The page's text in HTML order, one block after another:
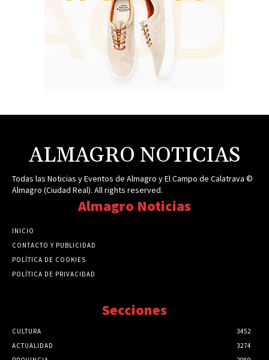
ALMAGRO NOTICIAS
Todas las Noticias y Eventos de Almagro y El Campo de Calatrava ©
Almagro (Ciudad Real). All rights reserved.
Almagro Noticias
INICIO
CONTACTO Y PUBLICIDAD
POLÍTICA DE COOKIES
POLÍTICA DE PRIVACIDAD
Secciones
CULTURA
3452
ACTUALIDAD
3274